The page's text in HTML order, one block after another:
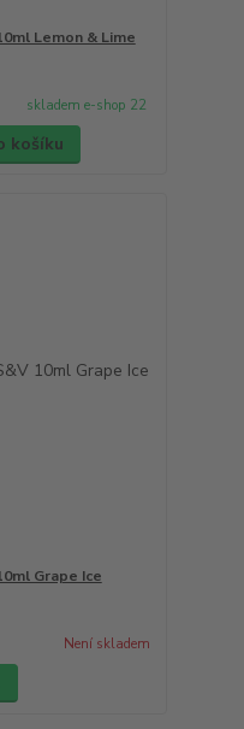
Lemon & Lime
skladem e-shop 22
košíku
Grape Ice
Není skladem